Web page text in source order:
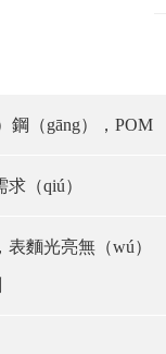
鋼（gāng），POM
（qiú）
麵光亮無（wú）